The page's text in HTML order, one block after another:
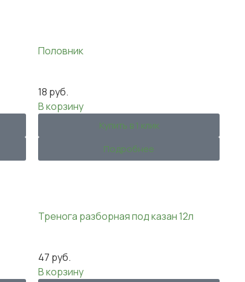
Половник
18 руб.
В корзину
Купить в 1 клик
Подробнее
Тренога разборная под казан 12л
47 руб.
В корзину